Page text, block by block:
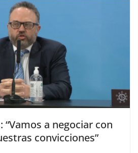
a negociar con
convicciones”